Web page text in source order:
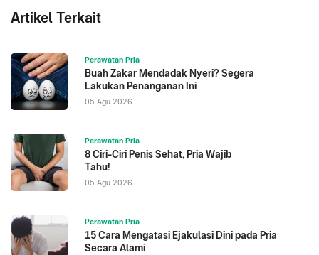
Artikel Terkait
Perawatan Pria
Buah Zakar Mendadak Nyeri? Segera
Lakukan Penanganan Ini
05 Agu 2026
Perawatan Pria
8 Ciri-Ciri Penis Sehat, Pria Wajib
Tahu!
05 Agu 2026
Perawatan Pria
15 Cara Mengatasi Ejakulasi Dini pada Pria
Secara Alami